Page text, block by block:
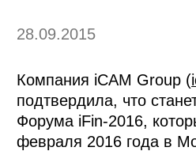
28.09.2015
Компания iCAM Group (
подтвердила, что
Форума iFin-2016,
февраля 2016 года в